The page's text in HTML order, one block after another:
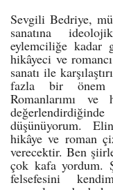
Sevgili Bedriye,
sanatına
eylemciliğe kadar
hikâyeci ve
sanatı ile
fazla bir önem
Romanlarımı ve
düşünüyorum.
hikâye ve roman
verecektir. Ben
çok kafa yordum.
felsefesini